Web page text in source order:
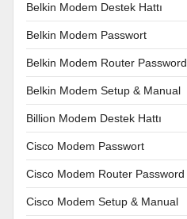
Belkin Modem Destek Hattı
Belkin Modem Passwort
Belkin Modem Router Password
Belkin Modem Setup & Manual
Billion Modem Destek Hattı
Cisco Modem Passwort
Cisco Modem Router Password
Cisco Modem Setup & Manual